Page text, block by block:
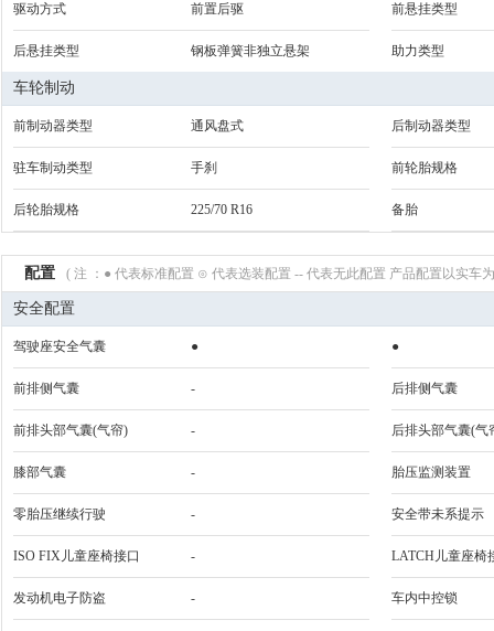
驱动方式 前置后驱 前悬挂类型
后悬挂类型 钢板弹簧非独立悬架 助力类型
车轮制动
前制动器类型 通风盘式 后制动器类型
驻车制动类型 手刹 前轮胎规格
后轮胎规格 225/70 R16 备胎
配置 ( 注 ：● 代表标准配置 ⊙ 代表选装配置 -- 代表无此配置 产品配置以实车
安全配置
驾驶座安全气囊 ● ●
前排侧气囊 - 后排侧气囊
前排头部气囊(气帘) - 后排头部气囊(气
膝部气囊 - 胎压监测装置
零胎压继续行驶 - 安全带未系提示
ISO FIX儿童座椅接口 - LATCH儿童座椅
发动机电子防盗 - 车内中控锁